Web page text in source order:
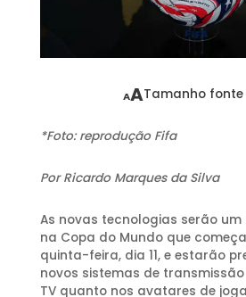
AATamanho fonte
*Foto: reprodução Fifa
Por Ricardo Marques da Silva
As novas tecnologias serão
na Copa do Mundo que
quinta-feira, dia 11, e estarão
novos sistemas de
TV quanto nos avatares de